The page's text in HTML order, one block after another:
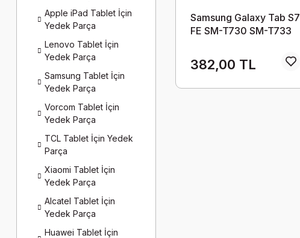
Apple iPad Tablet İçin
Yedek Parça
Lenovo Tablet İçin
Yedek Parça
Samsung Tablet İçin
Yedek Parça
Vorcom Tablet İçin
Yedek Parça
TCL Tablet İçin Yedek
Parça
Xiaomi Tablet İçin
Yedek Parça
Alcatel Tablet İçin
Yedek Parça
Huawei Tablet İçin
Samsung Galaxy Tab S7
FE SM-T730 SM-T733
Off Flex
382,00 TL